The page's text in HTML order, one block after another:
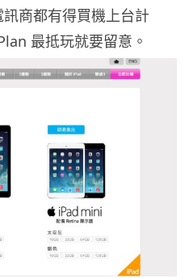
商都有得買機上台計
最抵玩就要留意。